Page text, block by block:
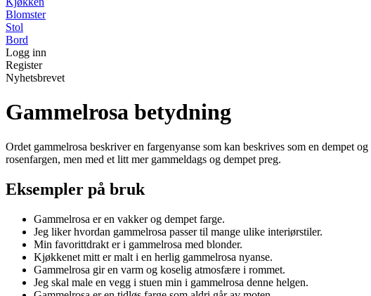
Blomster
Stol
Bord
Logg inn
Register
Nyhetsbrevet
Gammelrosa betydning
Ordet gammelrosa beskriver en fargenyanse som kan beskrives som en dempet
rosenfargen, men med et litt mer gammeldags og dempet preg.
Eksempler på bruk
Gammelrosa er en vakker og dempet farge.
Jeg liker hvordan gammelrosa passer til mange ulike interiørstiler.
Min favorittdrakt er i gammelrosa med blonder.
Kjøkkenet mitt er malt i en herlig gammelrosa nyanse.
Gammelrosa gir en varm og koselig atmosfære i rommet.
Jeg skal male en vegg i stuen min i gammelrosa denne helgen.